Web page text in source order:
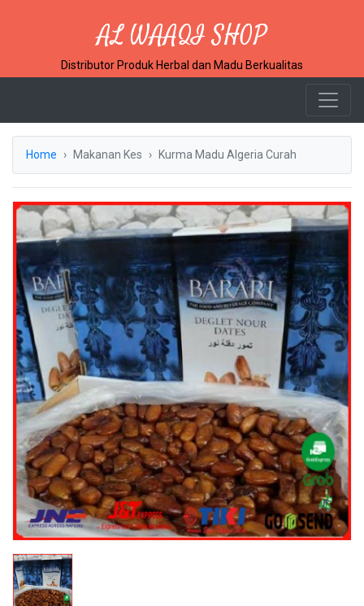
AL WAAQI SHOP
Distributor Produk Herbal dan Madu Berkualitas
Home Makanan Kes Kurma Madu Algeria Curah